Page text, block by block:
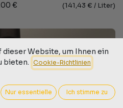
€ (141,43 € / Liter)
Website, um Ihnen ein
bieten. Cookie-Richtlinien
Nur essentielle Ich stimme zu